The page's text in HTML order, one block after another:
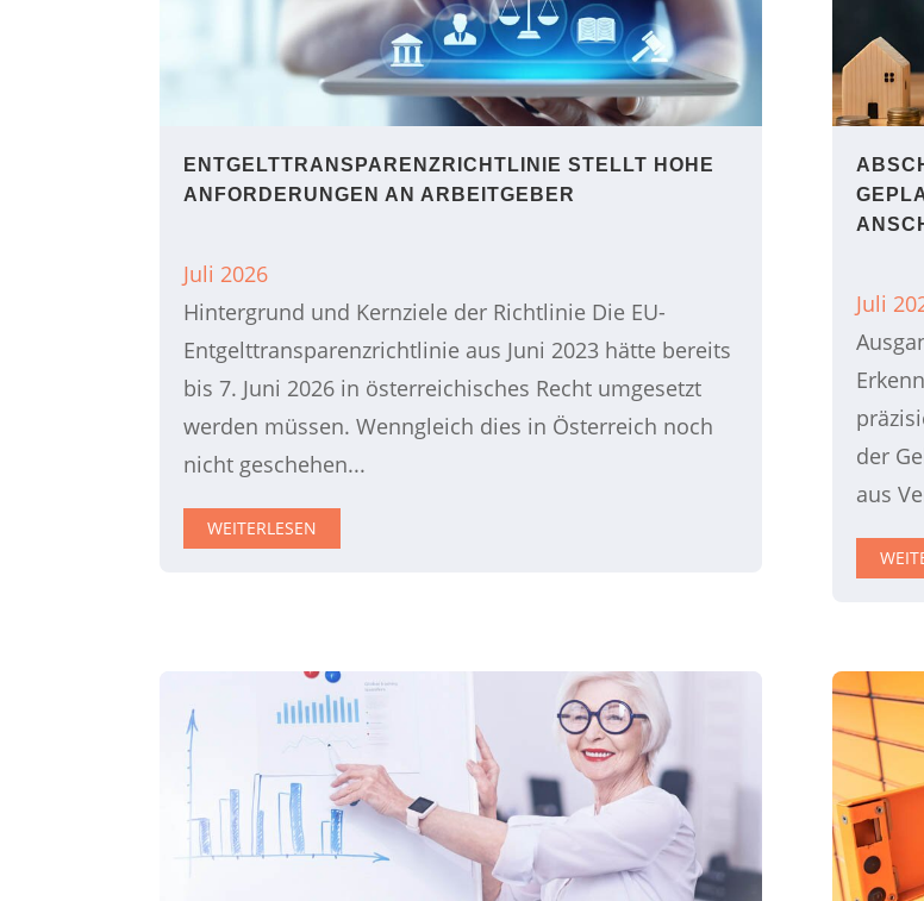
ENTGELTTRANSPARENZ​­RICHTLINIE STELLT HOHE
ANFORDERUNGEN AN ARBEITGEBER
Juli 2026
Hintergrund und Kernziele der Richtlinie Die EU-
Entgelttransparenzrichtlinie aus Juni 2023 hätte bereits
bis 7. Juni 2026 in österreichisches Recht umgesetzt
werden müssen. Wenngleich dies in Österreich noch
nicht geschehen...
WEITERLESEN
Juli
der
aus